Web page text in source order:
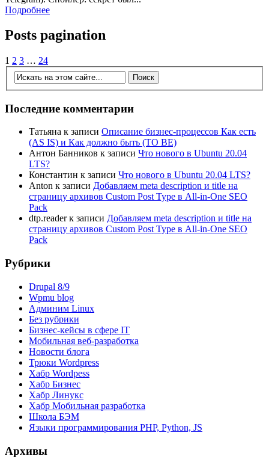
Подробнее
Posts pagination
1 2 3 … 24
Последние комментарии
Татьяна к записи Описание бизнес-процессов Как есть
(AS IS) и Как должно быть (TO BE)
Антон Банников к записи Что нового в Ubuntu 20.04
LTS?
Константин к записи Что нового в Ubuntu 20.04 LTS?
Anton к записи Добавляем meta description и title на
страницу архивов Custom Post Type в All-in-One SEO
Pack
dtp.readerк записи Добавляем meta description и title на
страницу архивов Custom Post Type в All-in-One SEO
Pack
Рубрики
Drupal 8/9
Wpmu blog
Админим Linux
Без рубрики
Бизнес-кейсы в сфере IT
Мобильная веб-разработка
Новости блога
Трюки Wordpress
Хабр Wordpess
Хабр Бизнес
Хабр Линукс
Хабр Мобильная разработка
Школа БЭМ
Языки программирования PHP, Python, JS
Архивы